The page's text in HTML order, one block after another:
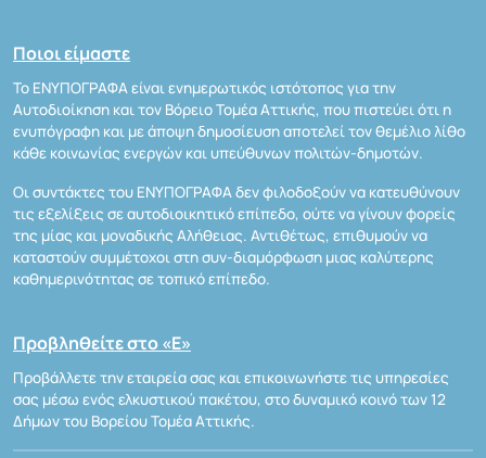
Ποιοι είμαστε
Το ΕΝΥΠΟΓΡΑΦΑ είναι ενημερωτικός ιστότοπος για την
Αυτοδιοίκηση και τον Βόρειο Τομέα Αττικής, που πιστεύει ότι η
ενυπόγραφη και με άποψη δημοσίευση αποτελεί τον θεμέλιο λίθο
κάθε κοινωνίας ενεργών και υπεύθυνων πολιτών-δημοτών.
Οι συντάκτες του ΕΝΥΠΟΓΡΑΦΑ δεν φιλοδοξούν να κατευθύνουν
τις εξελίξεις σε αυτοδιοικητικό επίπεδο, ούτε να γίνουν φορείς
της μίας και μοναδικής Αλήθειας. Αντιθέτως, επιθυμούν να
καταστούν συμμέτοχοι στη συν-διαμόρφωση μιας καλύτερης
καθημερινότητας σε τοπικό επίπεδο.
Προβληθείτε στο «Ε»
Προβάλλετε την εταιρεία σας και επικοινωνήστε τις υπηρεσίες
σας μέσω ενός ελκυστικού πακέτου, στο δυναμικό κοινό των 12
Δήμων του Βορείου Τομέα Αττικής.